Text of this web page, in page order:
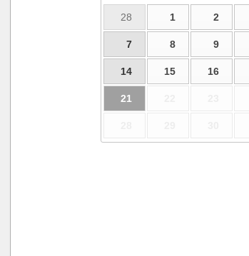
28 1 2
7 8 9
14 15 16
21